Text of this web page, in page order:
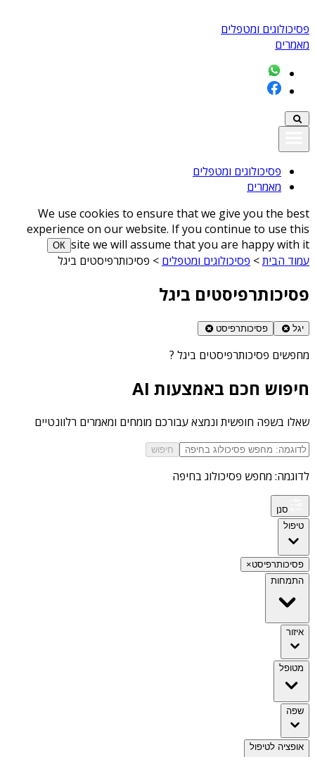
פסיכולוגים ומטפלים
מאמרים
פסיכולוגים ומטפלים
מאמרים
We use cookies to ensure that we give you the best
experience on our website. If you continue to use this
site we will assume that you are happy with it
ОК
עמוד הבית> פסיכולוגים ומטפלים > פסיכותרפיסטים ביגל
פסיכותרפיסטים ביגל
יגל פסיכותרפיסט
מחפשים פסיכותרפיסטים ביגל ?
חיפוש חכם באמצעות AI
שאלו בשפה חופשית ונמצא עבורכם מומחים ומאמרים רלוונטיים
חיפוש
לדוגמה: מחפש פסיכולוג בחיפה
סנן
טיפול
פסיכותרפיסט×
התמחות
איזור
מטופל
שפה
אופציה לטיפול